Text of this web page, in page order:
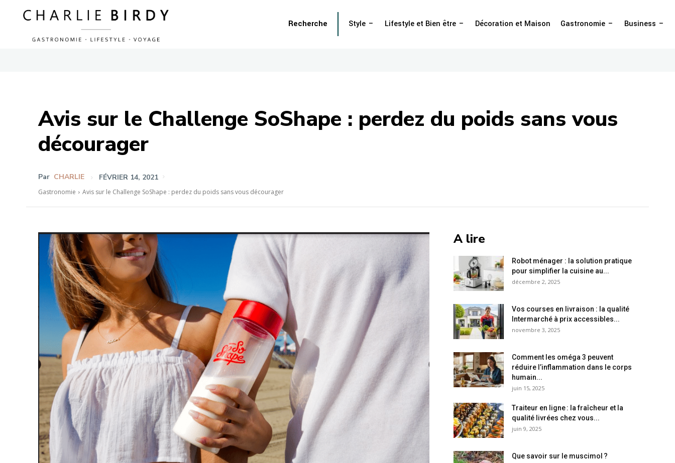
Style Lifestyle et Bien être Décoration et Maison Gastronomie Business
Recherche
Avis sur le Challenge SoShape : perdez du poids sans vous
décourager
Par CHARLIE FÉVRIER 14, 2021
Gastronomie Avis sur le Challenge SoShape : perdez du poids sans vous décourager
A lire
Robot ménager : la solution pratique
pour simplifier la cuisine au...
décembre 2, 2025
Vos courses en livraison : la qualité
Intermarché à prix accessibles...
novembre 3, 2025
Comment les oméga 3 peuvent
réduire l’inflammation dans le corps
humain...
juin 15, 2025
Traiteur en ligne : la fraîcheur et la
qualité livrées chez vous...
juin 9, 2025
Que savoir sur le muscimol ?